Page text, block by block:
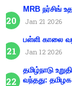
MRB நர்சிங்
Jan 21 2026
பள்ளி காலை
Jan 12 2026
தமிழ்நாடு
வந்தது: